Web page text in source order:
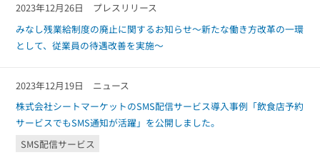
組織的に管理
システム連携・効率化
ブログ・各種資料 トップ
マーケティングブログ
資料ダウンロード
メール配信用語集
資料請求・お問い合わせ
東京 03-6820-0515 大阪06-6131-9960
（平日 10:00〜18:00）
2023年12月26日
プレスリリース
みなし残業給制度の廃止に関するお知らせ～新たな働き方改革の一環
として、従業員の待遇改善を実施～
2023年12月19日
ニュース
株式会社シートマーケットのSMS配信サービス導入事例「飲食店予約
サービスでもSMS通知が活躍」を公開しました。
SMS配信サービス